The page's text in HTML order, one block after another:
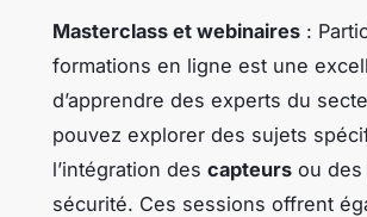
Masterclass et webinaires :
formations en ligne est une
d’apprendre des experts du
pouvez explorer des sujets
l’intégration des capteurs ou
sécurité. Ces sessions offrent